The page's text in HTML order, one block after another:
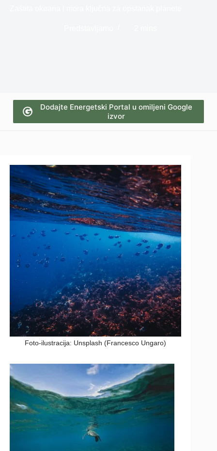
Dodajte Energetski Portal u omiljeni Google
izvor
Foto-ilustracija: Unsplash (Francesco Ungaro)